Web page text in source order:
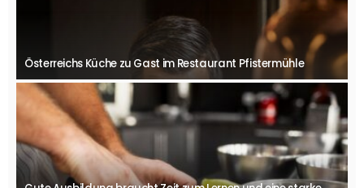
Österreichs Küche zu Gast im Restaurant Pfistermühle